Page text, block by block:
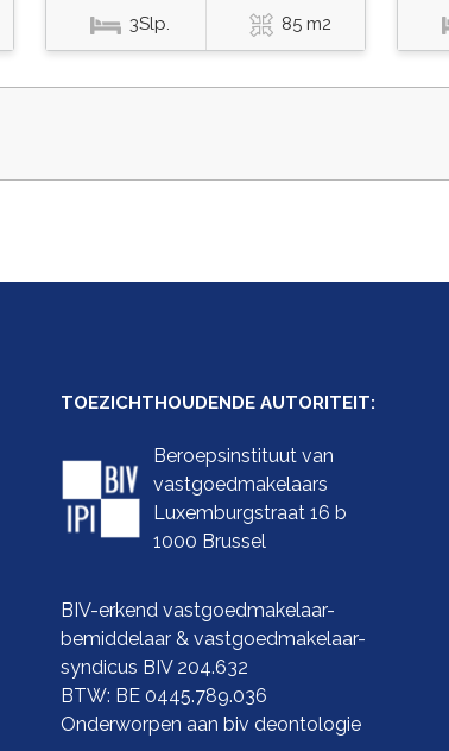
3Slp. 85 m2
TOEZICHTHOUDENDE AUTORITEIT:
Beroepsinstituut van
vastgoedmakelaars
Luxemburgstraat 16 b
1000 Brussel
BIV-erkend vastgoedmakelaar-
bemiddelaar & vastgoedmakelaar-
syndicus BIV 204.632
BTW: BE 0445.789.036
Onderworpen aan biv deontologie